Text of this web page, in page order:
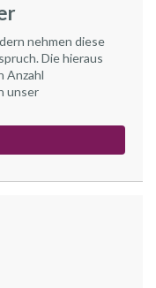
nehmen diese
Die hieraus
Anzahl
unser